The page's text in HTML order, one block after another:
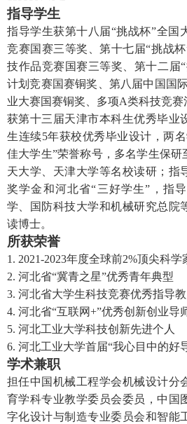
指导学生
指导学生获第十八届“挑战杯”全国
竞赛国赛三等奖
、第十七届“挑战
技作品竞赛 国赛三等奖、 第十二届
计划竞赛国赛铜奖 、第八届中国国
业大赛国赛铜奖、多项A类科技竞
获第十三届天津市本科生优秀毕业
生连续5年获校优秀毕业设计 ，两
佳大学生”荣誉称号，多名学生保研
天大学、天津大学等名校读研；指
奖学金和河北省“三好学生” ， 指
学、国防科技大学和机械研究总院
读博士。
所获荣誉
1. 2021-2023年度全球前2%顶尖科学
2. 河北省“冀青之星”优秀青年典型
3. 河北省大学生科技竞赛优秀指导
4. 河北省“互联网+”优秀创新创业导
5. 河北工业大学科技创新先进个人
6. 河北工业大学首届“我心目中的好
学术兼职
担任中国机械工程学会机械设计分
育学科专业教学委员会委员，中国
字化设计与制造专业委员会和智能